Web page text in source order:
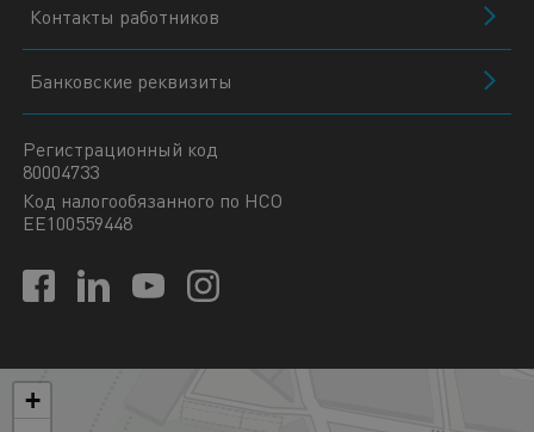
Контакты работников
Банковские реквизиты
Регистрационный код
80004733
Код налогообязанного по НСО
EE100559448
+